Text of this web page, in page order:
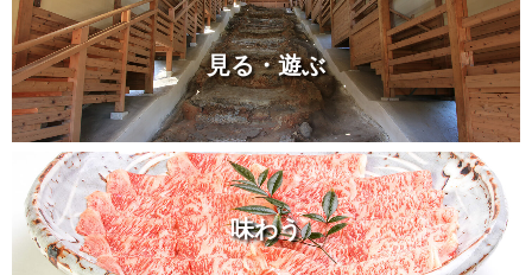
見る・遊ぶ
味わう